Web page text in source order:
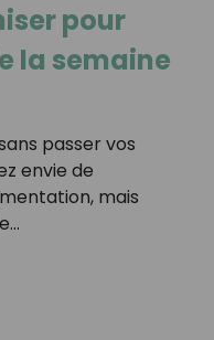
pour
la semaine
passer vos
envie de
mais